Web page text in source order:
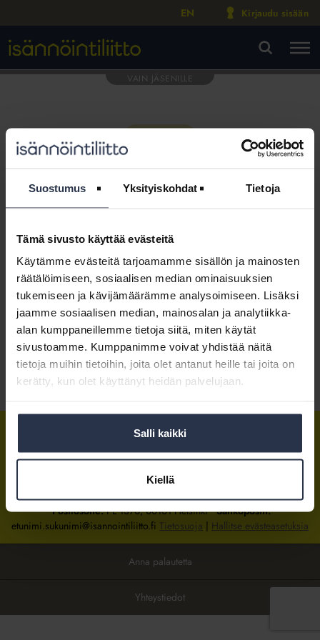
Suostumus Yksityiskohdat Tietoja
Tämä sivusto käyttää evästeitä
Käytämme evästeitä tarjoamamme sisällön ja mainosten
räätälöimiseen, sosiaalisen median ominaisuuksien
tukemiseen ja kävijämäärämme analysoimiseen. Lisäksi
jaamme sosiaalisen median, mainosalan ja analytiikka-
alan kumppaneillemme tietoja siitä, miten käytät
sivustoamme. Kumppanimme voivat yhdistää näitä
tietoja muihin tietoihin, joita olet antanut heille tai joita on
kerätty, kun olet käyttänyt heidän palvelujaan.
Salli kaikki
Kiellä
EN Kirjaudu sisään
Tämä osio on rajattu
Isännöintiliiton jäsenyritysten
henkilökunnalle
Kirjaudu sisään
Tietoa jäsenyydestä
IsännöintiliittoIsännöintiliittoIsännöintiliitto
Isännöintiliiton toimistosijaitsee Hakaniemessä Helsingissä.
Postiosoite:PL 1370, 00101 HelsinkiSähköpostit:
etunimi.sukunimi@isannointiliitto.fi Tietosuoja | Hallitse evästeasetuksia
Anna palautetta
Yhteystiedot